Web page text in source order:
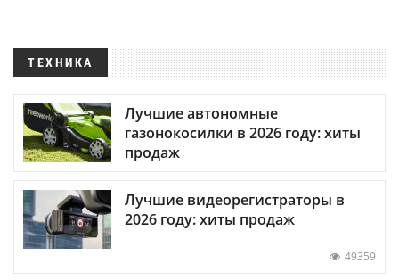
ТЕХНИКА
Лучшие автономные
газонокосилки в 2026 году: хиты
продаж
Лучшие видеорегистраторы в
2026 году: хиты продаж
49359